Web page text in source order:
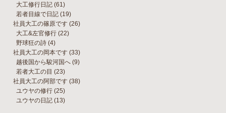
大工修行日記 (61)
若者目線で日記 (19)
社員大工の篠原です (26)
大工&左官修行 (22)
野球狂の詩 (4)
社員大工の岡本です (33)
越後国から駿河国へ (9)
若者大工の目 (23)
社員大工の阿部です (38)
ユウヤの修行 (25)
ユウヤの日記 (13)